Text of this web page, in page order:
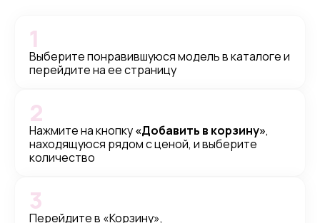
Выберите понравившуюся модель в каталоге и
перейдите на ее страницу
1
Нажмите на кнопку«Добавить в корзину»,
находящуюся рядом с ценой, и выберите
количество
2
Перейдите в «Корзину»,
3